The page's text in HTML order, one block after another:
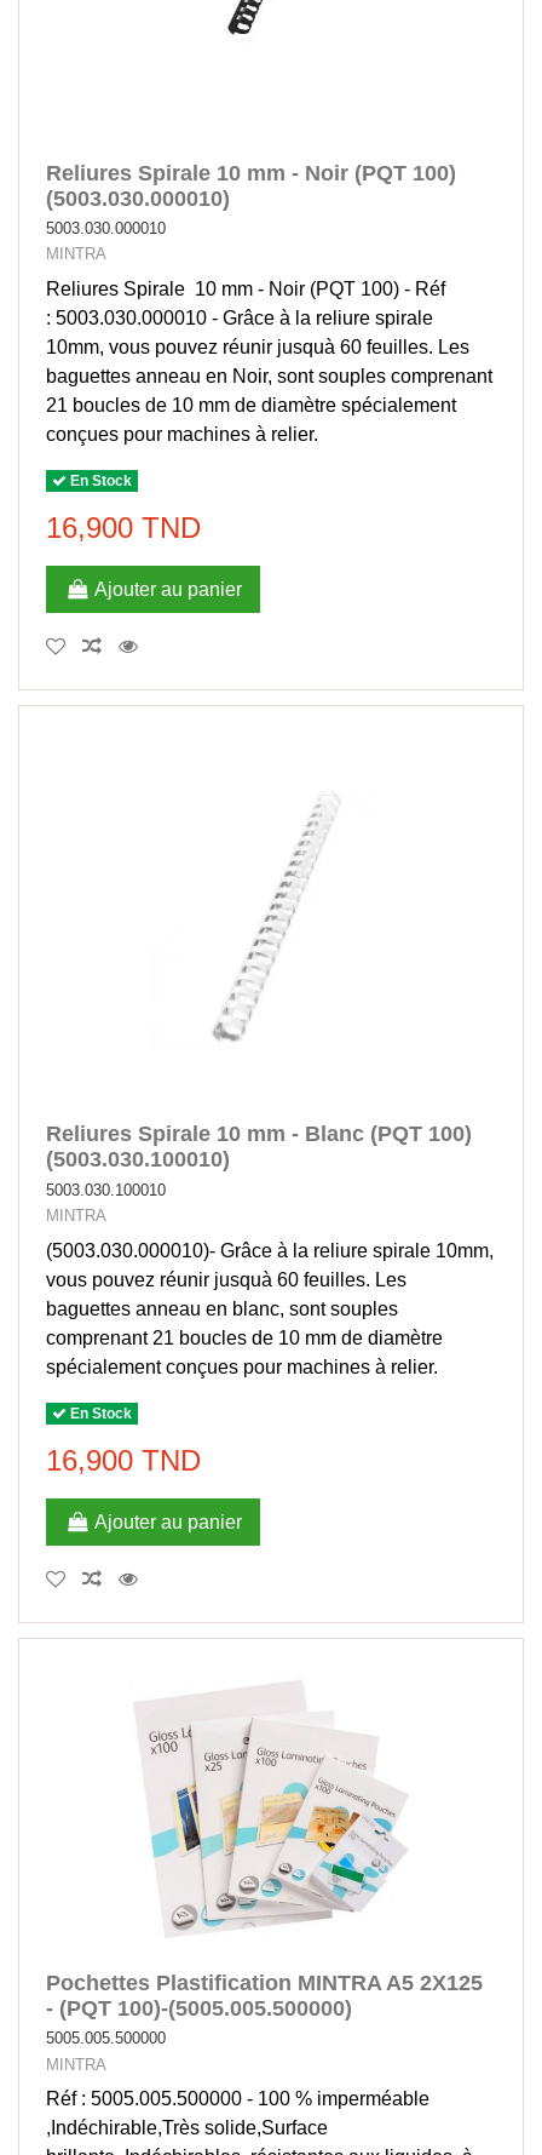
Reliures Spirale 10 mm - Noir (PQT 100)
(5003.030.000010)
5003.030.000010
MINTRA
Reliures Spirale 10 mm - Noir (PQT 100) - Réf
: 5003.030.000010 - Grâce à la reliure spirale
10mm, vous pouvez réunir jusquà 60 feuilles. Les
baguettes anneau en Noir, sont souples comprenant
21 boucles de 10 mm de diamètre spécialement
conçues pour machines à relier.
En Stock
16,900 TND
Ajouter au panier
Reliures Spirale 10 mm - Blanc (PQT 100)
(5003.030.100010)
5003.030.100010
MINTRA
(5003.030.000010)- Grâce à la reliure spirale 10mm,
vous pouvez réunir jusquà 60 feuilles. Les
baguettes anneau en blanc, sont souples
comprenant 21 boucles de 10 mm de diamètre
spécialement conçues pour machines à relier.
En Stock
16,900 TND
Ajouter au panier
Pochettes Plastification MINTRA A5 2X125
- (PQT 100)-(5005.005.500000)
5005.005.500000
MINTRA
Réf : 5005.005.500000 - 100 % imperméable
,Indéchirable,Très solide,Surface